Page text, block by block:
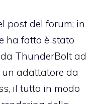
post del forum; in
ha fatto è stato
da ThunderBolt ad
un adattatore da
il tutto in modo